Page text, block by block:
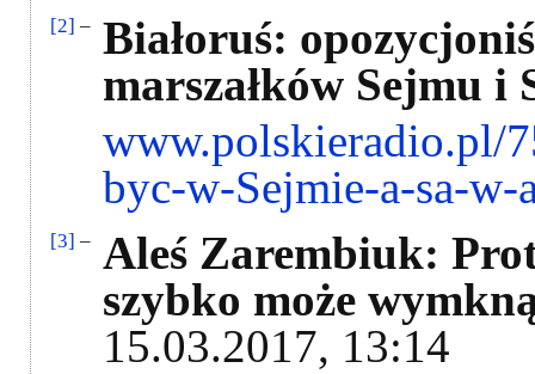
[2] – Białoruś:
marszałków Sejmu
www.polskieradio.pl/
byc-w-Sejmie-a-sa-w-
[3] – Aleś Zarembiuk:
szybko może
15.03.2017, 13:14